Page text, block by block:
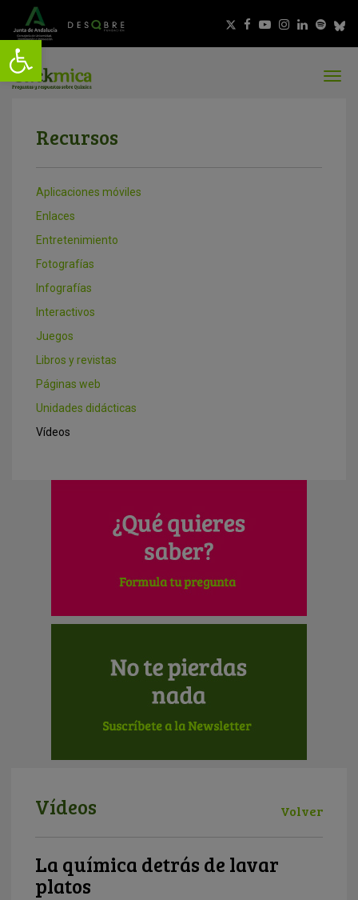
Recursos
Aplicaciones móviles
Enlaces
Entretenimiento
Fotografías
Infografías
Interactivos
Juegos
Libros y revistas
Páginas web
Unidades didácticas
Vídeos
Vídeos Volver
La química detrás de lavar
platos